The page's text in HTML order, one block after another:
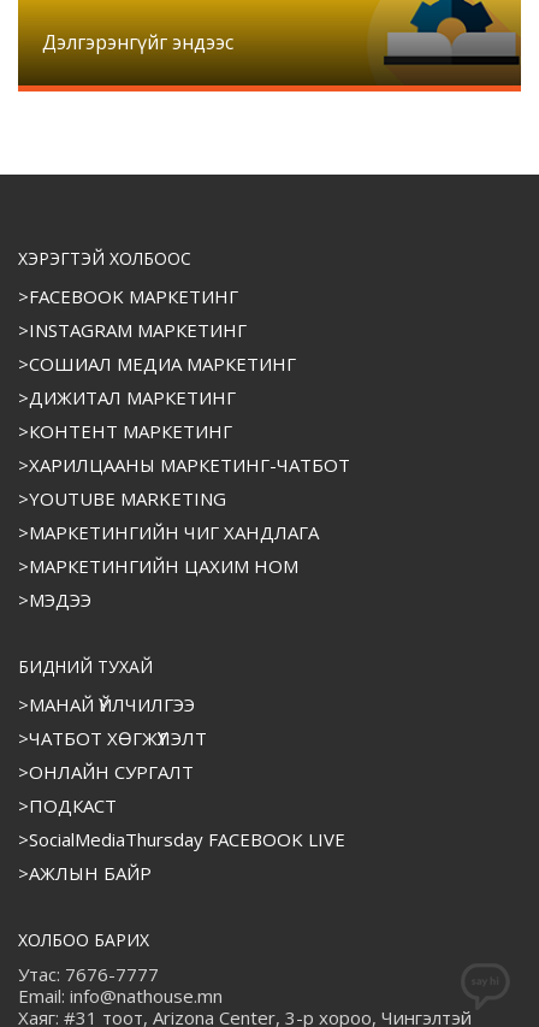
Дэлгэрэнгүйг эндээс
ХЭРЭГТЭЙ ХОЛБООС
>FACEBOOK МАРКЕТИНГ
>INSTAGRAM МАРКЕТИНГ
>СОШИАЛ МЕДИА МАРКЕТИНГ
>ДИЖИТАЛ МАРКЕТИНГ
>КОНТЕНТ МАРКЕТИНГ
>ХАРИЛЦААНЫ МАРКЕТИНГ-ЧАТБОТ
>YOUTUBE MARKETING
>МАРКЕТИНГИЙН ЧИГ ХАНДЛАГА
>МАРКЕТИНГИЙН ЦАХИМ НОМ
>МЭДЭЭ
БИДНИЙ ТУХАЙ
>МАНАЙ ҮЙЛЧИЛГЭЭ
>ЧАТБОТ ХӨГЖҮҮЛЭЛТ
>ОНЛАЙН СУРГАЛТ
>ПОДКАСТ
>SocialMediaThursday FACEBOOK LIVE
>АЖЛЫН БАЙР
ХОЛБОО БАРИХ
Утас: 7676-7777
Email: info@nathouse.mn
Хаяг: #31 тоот, Arizona Center, 3-р хороо, Чингэлтэй